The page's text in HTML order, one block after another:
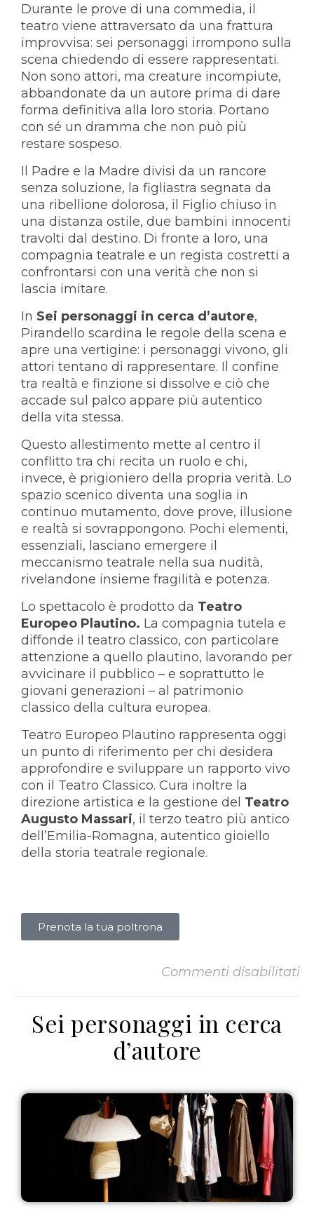
Durante le prove di una commedia, il
teatro viene attraversato da una frattura
improvvisa: sei personaggi irrompono sulla
scena chiedendo di essere rappresentati.
Non sono attori, ma creature incompiute,
abbandonate da un autore prima di dare
forma definitiva alla loro storia. Portano
con sé un dramma che non può più
restare sospeso.
Il Padre e la Madre divisi da un rancore
senza soluzione, la figliastra segnata da
una ribellione dolorosa, il Figlio chiuso in
una distanza ostile, due bambini innocenti
travolti dal destino. Di fronte a loro, una
compagnia teatrale e un regista costretti a
confrontarsi con una verità che non si
lascia imitare.
In Sei personaggi in cerca d’autore,
Pirandello scardina le regole della scena e
apre una vertigine: i personaggi vivono, gli
attori tentano di rappresentare. Il confine
tra realtà e finzione si dissolve e ciò che
accade sul palco appare più autentico
della vita stessa.
Questo allestimento mette al centro il
conflitto tra chi recita un ruolo e chi,
invece, è prigioniero della propria verità. Lo
spazio scenico diventa una soglia in
continuo mutamento, dove prove, illusione
e realtà si sovrappongono. Pochi elementi,
essenziali, lasciano emergere il
meccanismo teatrale nella sua nudità,
rivelandone insieme fragilità e potenza.
Lo spettacolo è prodotto da Teatro
Europeo Plautino. La compagnia tutela e
diffonde il teatro classico, con particolare
attenzione a quello plautino, lavorando per
avvicinare il pubblico – e soprattutto le
giovani generazioni – al patrimonio
classico della cultura europea.
Teatro Europeo Plautino rappresenta oggi
un punto di riferimento per chi desidera
approfondire e sviluppare un rapporto vivo
con il Teatro Classico. Cura inoltre la
direzione artistica e la gestione del Teatro
Augusto Massari, il terzo teatro più antico
dell’Emilia-Romagna, autentico gioiello
della storia teatrale regionale.
Prenota la tua poltrona
Commenti disabilitati
Sei personaggi in cerca
d’autore